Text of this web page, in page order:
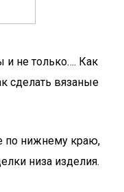
и не только…. Как
сделать вязаные
по нижнему краю,
низа изделия.